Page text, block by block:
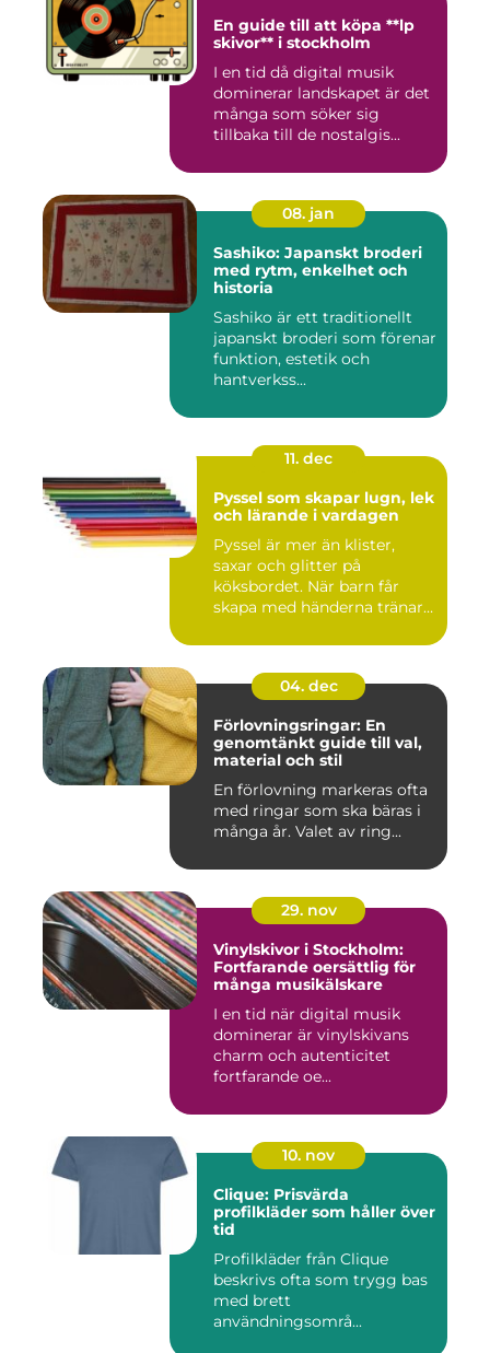
En guide till att köpa **lp
skivor** i stockholm
I en tid då digital musik
dominerar landskapet är det
många som söker sig
tillbaka till de nostalgis...
08. jan
Sashiko: Japanskt broderi
med rytm, enkelhet och
historia
Sashiko är ett traditionellt
japanskt broderi som förenar
funktion, estetik och
hantverkss...
11. dec
Pyssel som skapar lugn, lek
och lärande i vardagen
Pyssel är mer än klister,
saxar och glitter på
köksbordet. När barn får
skapa med händerna tränar
04. dec
Förlovningsringar: En
genomtänkt guide till val,
material och stil
En förlovning markeras ofta
med ringar som ska bäras i
många år. Valet av ring...
29. nov
Vinylskivor i Stockholm:
Fortfarande oersättlig för
många musikälskare
I en tid när digital musik
dominerar är vinylskivans
charm och autenticitet
fortfarande oe...
10. nov
Clique: Prisvärda
profilkläder som håller över
tid
Profilkläder från Clique
beskrivs ofta som trygg bas
med brett
användningsområ...